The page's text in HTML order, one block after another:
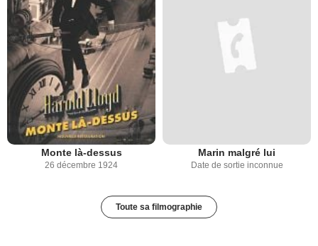
Monte là-dessus
26 décembre 1924
Marin malgré lui
Date de sortie inconnue
Toute sa filmographie